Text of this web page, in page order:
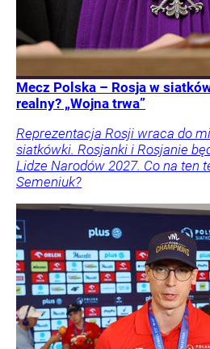
Mecz Polska – Rosja w
realny? „Wojna trwa”
Reprezentacja Rosji wraca do
siatkówki. Rosjanki i Rosjanie
Lidze Narodów 2027. Co na ten
Semeniuk?